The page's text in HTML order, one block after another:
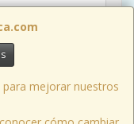
mejorar nuestros